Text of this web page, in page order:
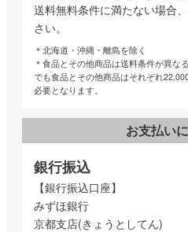
送料無料条件に満たない場合、
さい。
＊北海道・沖縄・離島を除く
＊食品とその他商品は送料条件が異な
でも食品とその他商品はそれぞれ
必要となります。
お支払い
銀行振込
【銀行振込口座】
みずほ銀行
京都支店(きょうとしてん)